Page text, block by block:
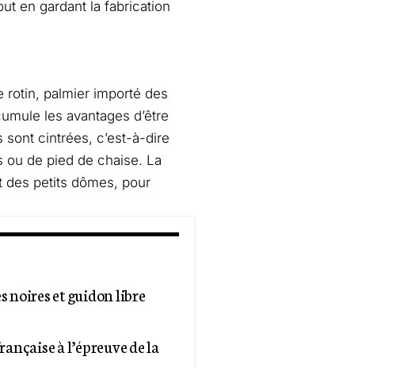
en gardant la fabrication
rotin, palmier importé des
les avantages d’être
sont cintrées, c’est-à-dire
de pied de chaise. La
des petits dômes, pour
noires et guidon libre
à l’épreuve de la